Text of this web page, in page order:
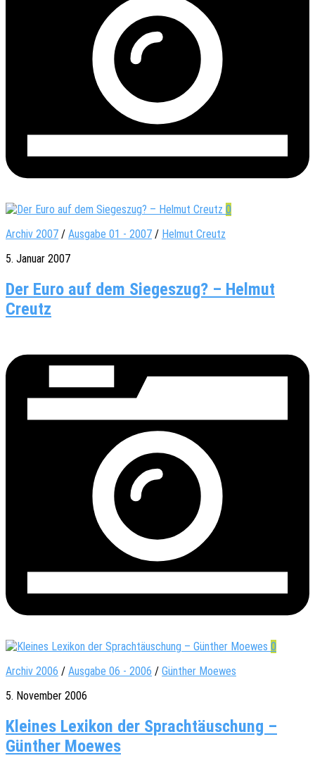
0
Archiv 2007 / Ausgabe 01 - 2007 / Helmut Creutz
5. Januar 2007
Der Euro auf dem Siegeszug? – Helmut
Creutz
0
Archiv 2006 / Ausgabe 06 - 2006 / Günther Moewes
5. November 2006
Kleines Lexikon der Sprachtäuschung –
Günther Moewes